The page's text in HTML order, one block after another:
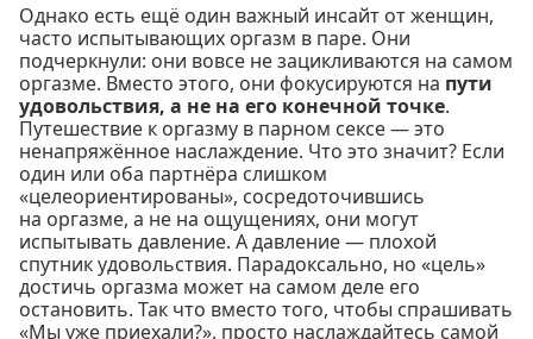
Однако есть ещё один важный инсайт от женщин,
часто испытывающих оргазм в паре. Они
подчеркнули: они вовсе не зацикливаются на самом
оргазме. Вместо этого, они фокусируются на пути
удовольствия, а не на его конечной точке.
Путешествие к оргазму в парном сексе — это
ненапряжённое наслаждение. Что это значит? Если
один или оба партнёра слишком
«целеориентированы», сосредоточившись
на оргазме, а не на ощущениях, они могут
испытывать давление. А давление — плохой
спутник удовольствия. Парадоксально, но «цель»
достичь оргазма может на самом деле его
остановить. Так что вместо того, чтобы спрашивать
«Мы уже приехали?», просто наслаждайтесь самой